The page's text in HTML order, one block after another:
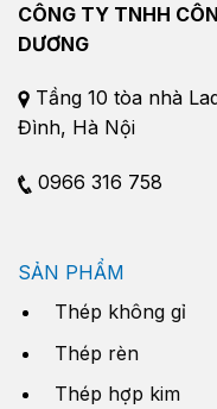
CÔNG TY TNHH
DƯƠNG
Tầng 10 tòa nhà
Đình, Hà Nội
0966 316 758
SẢN PHẨM
Thép không gỉ
Thép rèn
Thép hợp kim